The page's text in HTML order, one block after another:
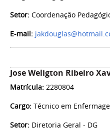
Setor: Coordenação
E-mail:
Jose Weligton Ribeiro
Matrícula: 2280804
Cargo: Técnico em
Setor: Diretoria Geral - DG